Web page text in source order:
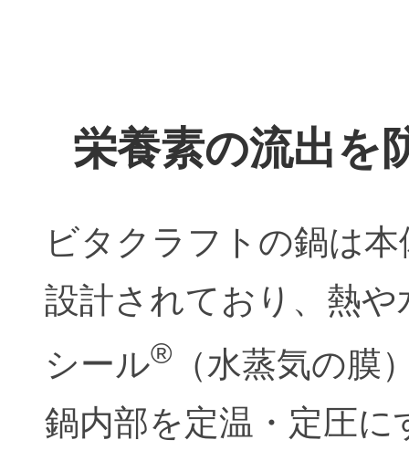
栄養素の流出を
ビタクラフトの鍋は
設計されており、熱
シール®
（水蒸気の膜
鍋内部を定温・定圧